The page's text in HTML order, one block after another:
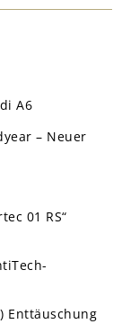
A6
– Neuer
01 RS“
Enttäuschung